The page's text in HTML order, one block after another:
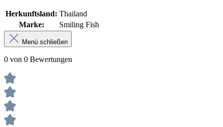
Herkunftsland: Thailand
Marke:
Smiling Fish
Menü schließen
0 von 0 Bewertungen